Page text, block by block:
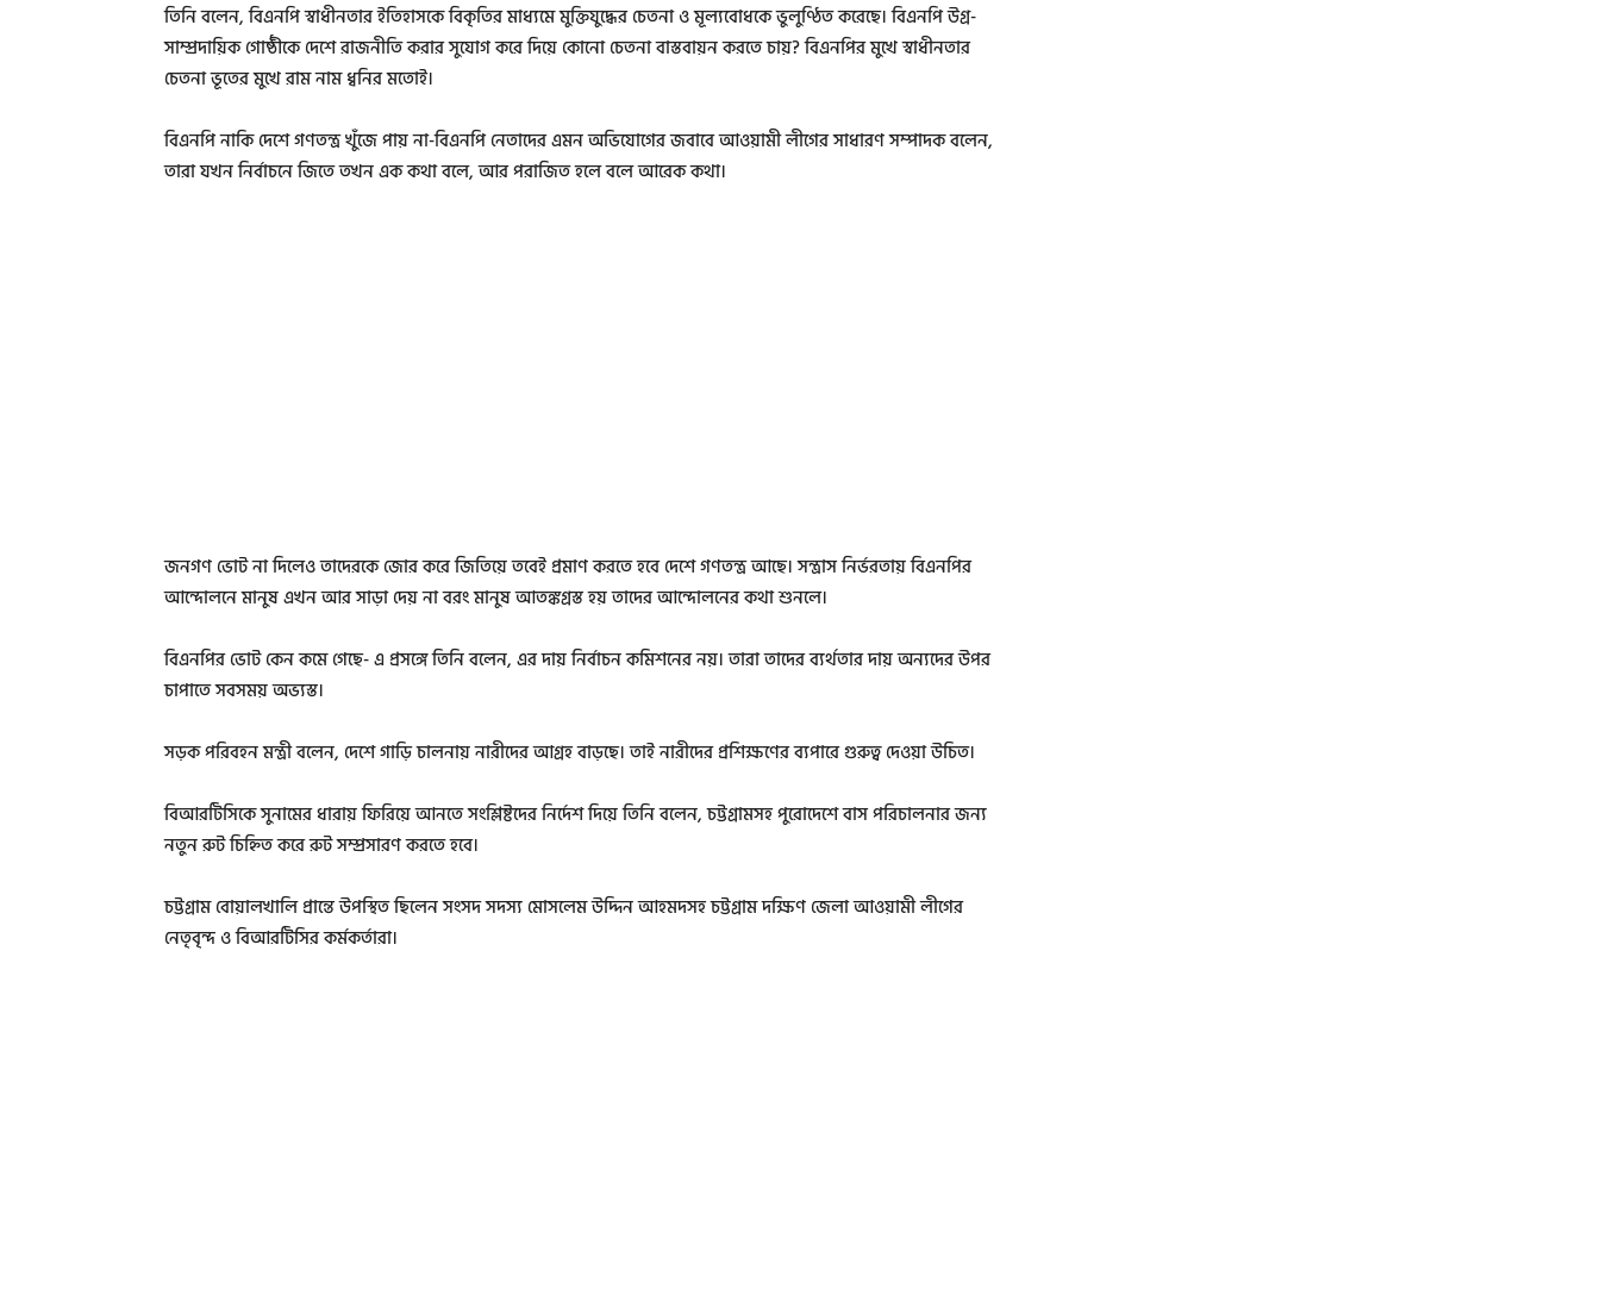
তিনি বলেন, বিএনপি স্বাধীনতার ইতিহাসকে বিকৃতির মাধ্যমে মুক্তিযুদ্ধের চেতনা ও মূল্যবোধকে ভুলুণ্ঠিত করেছে। বিএনপি উগ্র-
সাম্প্রদায়িক গোষ্ঠীকে দেশে রাজনীতি করার সুযোগ করে দিয়ে কোনো চেতনা বাস্তবায়ন করতে চায়? বিএনপির মুখে স্বাধীনতার
চেতনা ভূতের মুখে রাম নাম ধ্বনির মতোই।
বিএনপি নাকি দেশে গণতন্ত্র খুঁজে পায় না-বিএনপি নেতাদের এমন অভিযোগের জবাবে আওয়ামী লীগের সাধারণ সম্পাদক বলেন,
তারা যখন নির্বাচনে জিতে তখন এক কথা বলে, আর পরাজিত হলে বলে আরেক কথা।
জনগণ ভোট না দিলেও তাদেরকে জোর করে জিতিয়ে তবেই প্রমাণ করতে হবে দেশে গণতন্ত্র আছে। সন্ত্রাস নির্ভরতায় বিএনপির
আন্দোলনে মানুষ এখন আর সাড়া দেয় না বরং মানুষ আতঙ্কগ্রস্ত হয় তাদের আন্দোলনের কথা শুনলে।
বিএনপির ভোট কেন কমে গেছে- এ প্রসঙ্গে তিনি বলেন, এর দায় নির্বাচন কমিশনের নয়। তারা তাদের ব্যর্থতার দায় অন্যদের উপর
চাপাতে সবসময় অভ্যস্ত।
সড়ক পরিবহন মন্ত্রী বলেন, দেশে গাড়ি চালনায় নারীদের আগ্রহ বাড়ছে। তাই নারীদের প্রশিক্ষণের ব্যপারে গুরুত্ব দেওয়া উচিত।
বিআরটিসিকে সুনামের ধারায় ফিরিয়ে আনতে সংশ্লিষ্টদের নির্দেশ দিয়ে তিনি বলেন, চট্টগ্রামসহ পুরোদেশে বাস পরিচালনার জন্য
নতুন রুট চিহ্নিত করে রুট সম্প্রসারণ করতে হবে।
চট্টগ্রাম বোয়ালখালি প্রান্তে উপস্থিত ছিলেন সংসদ সদস্য মোসলেম উদ্দিন আহমদসহ চট্টগ্রাম দক্ষিণ জেলা আওয়ামী লীগের
নেতৃবৃন্দ ও বিআরটিসির কর্মকর্তারা।